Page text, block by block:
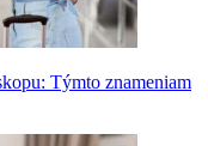
Týmto znameniam